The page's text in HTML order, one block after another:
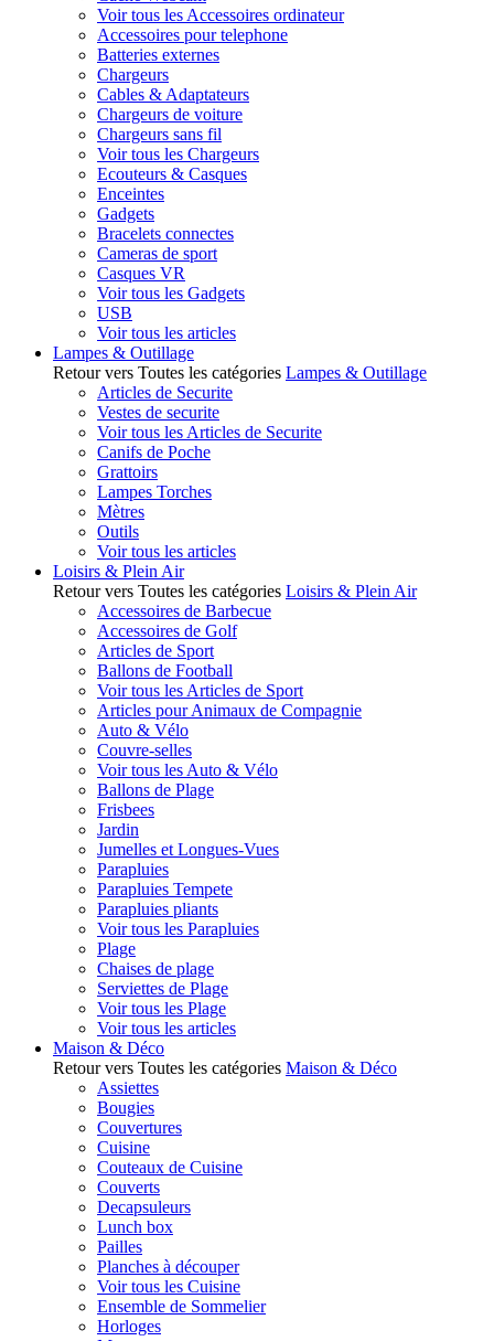
Voir tous les Accessoires ordinateur
Accessoires pour telephone
Batteries externes
Chargeurs
Cables & Adaptateurs
Chargeurs de voiture
Chargeurs sans fil
Voir tous les Chargeurs
Ecouteurs & Casques
Enceintes
Gadgets
Bracelets connectes
Cameras de sport
Casques VR
Voir tous les Gadgets
USB
Voir tous les articles
Lampes & Outillage
Retour vers Toutes les catégories Lampes & Outillage
Articles de Securite
Vestes de securite
Voir tous les Articles de Securite
Canifs de Poche
Grattoirs
Lampes Torches
Mètres
Outils
Voir tous les articles
Loisirs & Plein Air
Retour vers Toutes les catégories Loisirs & Plein Air
Accessoires de Barbecue
Accessoires de Golf
Articles de Sport
Ballons de Football
Voir tous les Articles de Sport
Articles pour Animaux de Compagnie
Auto & Vélo
Couvre-selles
Voir tous les Auto & Vélo
Ballons de Plage
Frisbees
Jardin
Jumelles et Longues-Vues
Parapluies
Parapluies Tempete
Parapluies pliants
Voir tous les Parapluies
Plage
Chaises de plage
Serviettes de Plage
Voir tous les Plage
Voir tous les articles
Maison & Déco
Retour vers Toutes les catégories Maison & Déco
Assiettes
Bougies
Couvertures
Cuisine
Couteaux de Cuisine
Couverts
Decapsuleurs
Lunch box
Pailles
Planches à découper
Voir tous les Cuisine
Ensemble de Sommelier
Horloges